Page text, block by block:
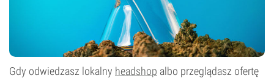
Gdy odwiedzasz lokalny headshop albo przeglądasz ofertę